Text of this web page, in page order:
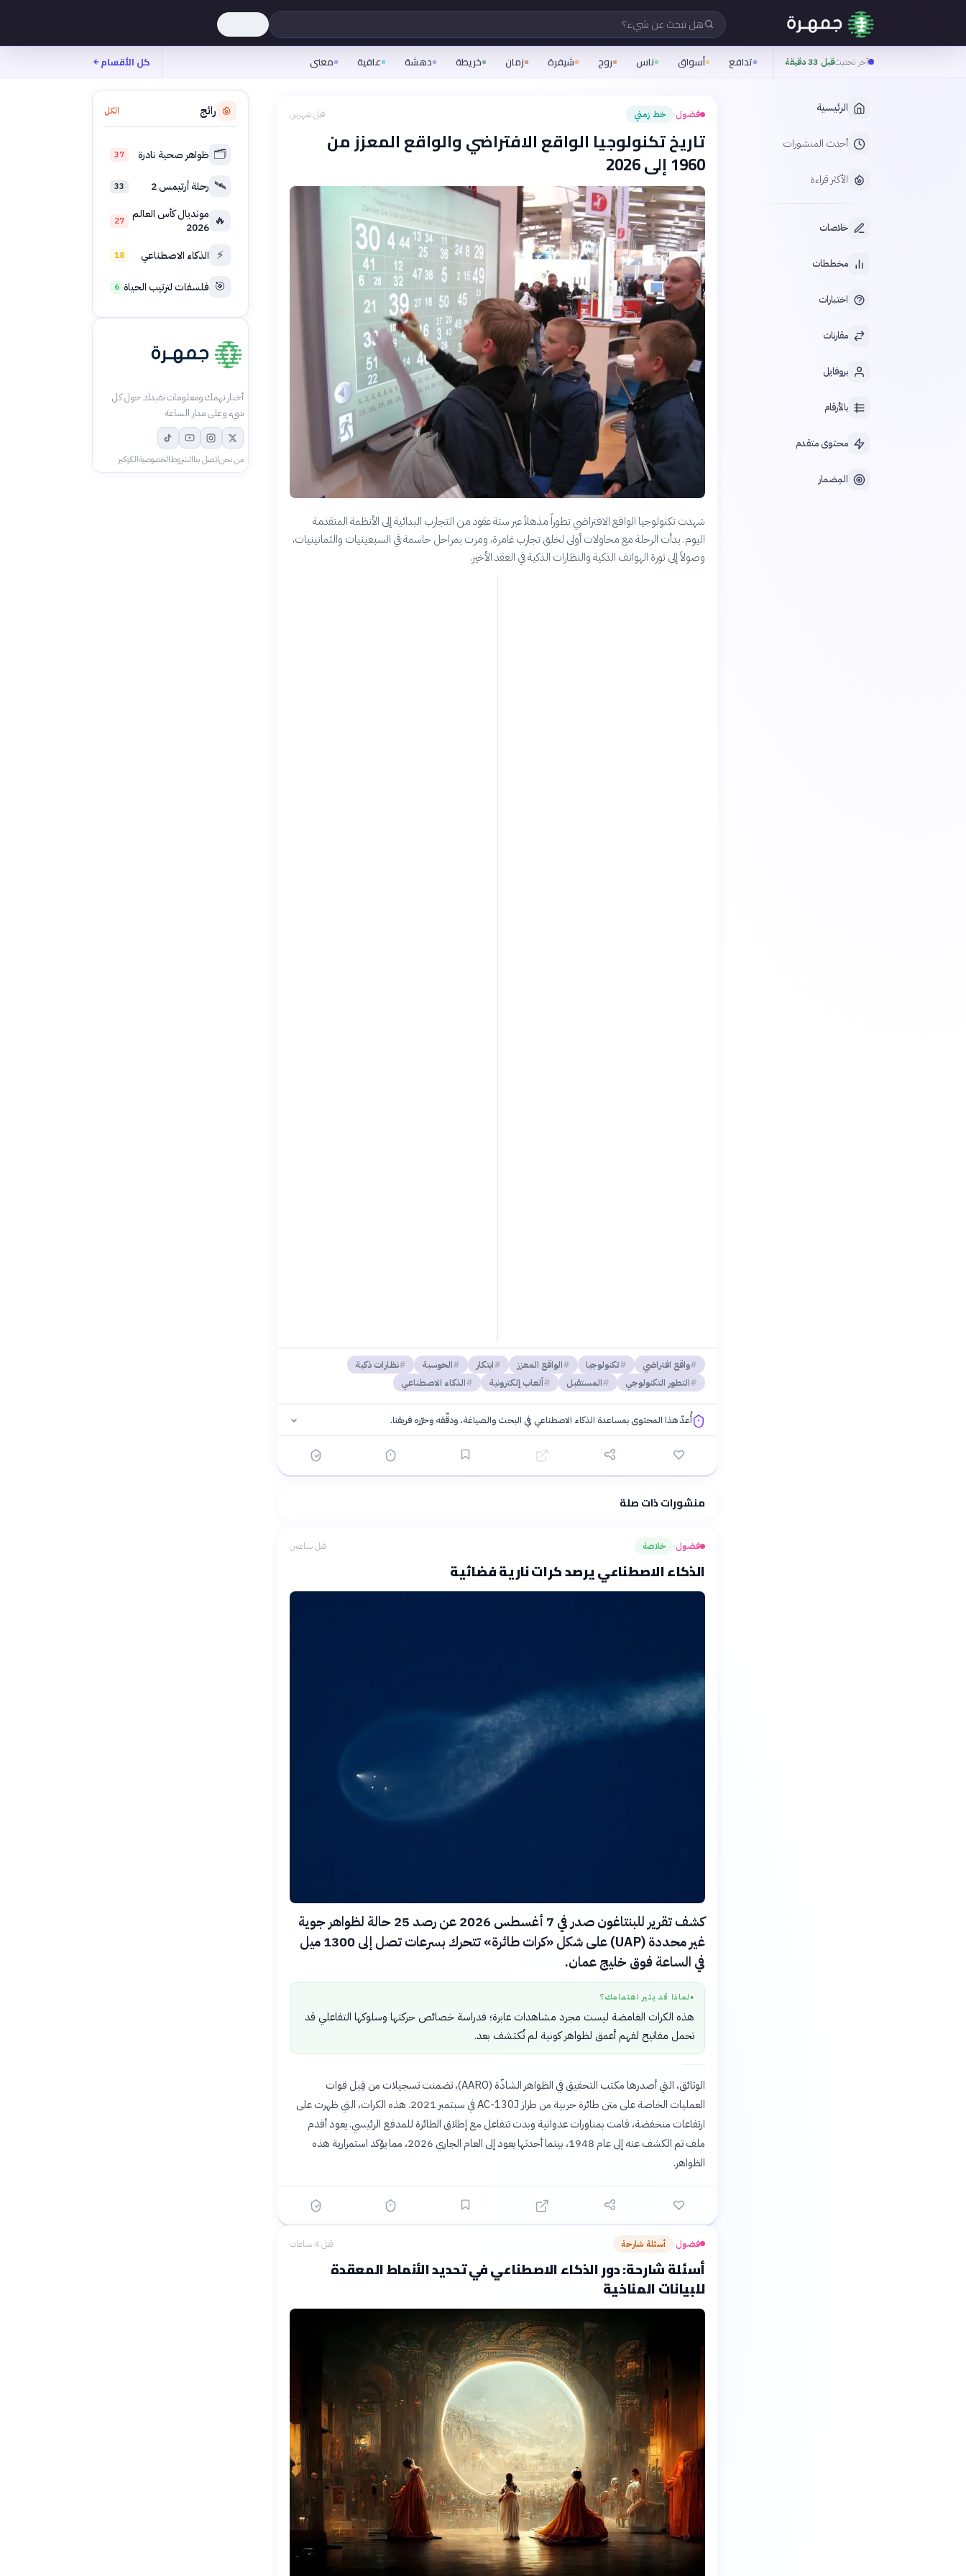
هل تبحث عن شيء؟
آخر تحديثقبل 33 دقيقة تدافع أسواق ناس روح شيفرة زمان خريطة دهشة عافية معنى كل الأقسام
الرئيسية
أحدث المنشورات
الأكثر قراءة
خلاصات
مخططات
اختبارات
مقارنات
بروفايل
بالأرقام
محتوى متقدم
المِضمار
فضول› خط زمني قبل شهرين
تاريخ تكنولوجيا الواقع الافتراضي والواقع المعزز من
1960 إلى 2026
شهدت تكنولوجيا الواقع الافتراضي تطوراً مذهلاً عبر ستة عقود من التجارب البدائية إلى الأنظمة المتقدمة
اليوم. بدأت الرحلة مع محاولات أولى لخلق تجارب غامرة، ومرت بمراحل حاسمة في السبعينيات والثمانينيات،
وصولاً إلى ثورة الهواتف الذكية والنظارات الذكية في العقد الأخير.
واقع افتراضي تكنولوجيا الواقع المعزز ابتكار الحوسبة
نظارات ذكية
التطور التكنولوجي
المستقبل ألعاب إلكترونية الذكاء الاصطناعي
أُعدّ هذا المحتوى بمساعدة الذكاء الاصطناعي في البحث والصياغة، ودقّقه وحرّره فريقنا.
منشورات ذات صلة
فضول› خلاصة قبل ساعتين
الذكاء الاصطناعي يرصد كرات نارية فضائية
كشف تقرير للبنتاغون صدر في 7 أغسطس 2026 عن رصد 25 حالة لظواهر جوية
غير محددة (UAP) على شكل «كرات طائرة» تتحرك بسرعات تصل إلى 1300 ميل
في الساعة فوق خليج عمان.
● لماذا قد يثير اهتمامك؟
هذه الكرات الغامضة ليست مجرد مشاهدات عابرة؛ فدراسة خصائص حركتها وسلوكها التفاعلي قد
تحمل مفاتيح لفهم أعمق لظواهر كونية لم تُكتشف بعد.
الوثائق، التي أصدرها مكتب التحقيق في الظواهر الشاذّة (AARO)، تضمنت تسجيلات من قِبل قوات
العمليات الخاصة على متن طائرة حربية من طراز AC-130J في سبتمبر 2021. هذه الكرات، التي ظهرت على
ارتفاعات منخفضة، قامت بمناورات عدوانية وبدت تتفاعل مع إطلاق الطائرة للمدفع الرئيسي. يعود أقدم
ملف تم الكشف عنه إلى عام 1948، بينما أحدثها يعود إلى العام الجاري 2026، مما يؤكد استمرارية هذه
الظواهر.
فضول› أسئلة شارحة قبل 4 ساعات
أسئلة شارحة: دور الذكاء الاصطناعي في تحديد الأنماط المعقدة
للبيانات المناخية
رائج الكل
🗂️ ظواهر صحية نادرة 37
🛰️ رحلة أرتيمس 2 33
🔥 مونديال كأس العالم
2026
27
⚡ الذكاء الاصطناعي 18
🎯 فلسفات لترتيب الحياة 6
أخبار تهمك ومعلومات تفيدك حول كل
شيء وعلى مدار الساعة
من نحناتصل بناالشروطالخصوصيةالكوكيز